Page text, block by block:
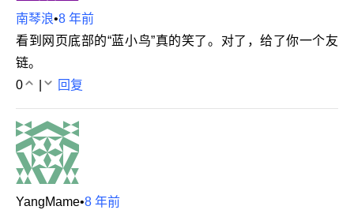
南琴浪•8 年前
看到网页底部的“蓝小鸟”真的笑了。对了，给了你一个友
链。
0
回复
YangMame•8 年前